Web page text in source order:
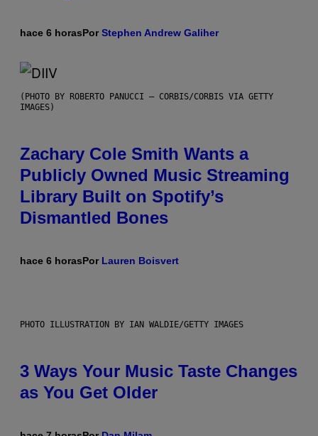
hace 6 horasPorStephen Andrew Galiher
(PHOTO BY ROBERTO PANUCCI – CORBIS/CORBIS VIA GETTY
IMAGES)
Zachary Cole Smith Wants a
Publicly Owned Music Streaming
Library Built on Spotify’s
Dismantled Bones
hace 6 horasPor Lauren Boisvert
PHOTO ILLUSTRATION BY IAN WALDIE/GETTY IMAGES
3 Ways Your Music Taste Changes
as You Get Older